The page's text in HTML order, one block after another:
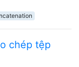
chép tệp